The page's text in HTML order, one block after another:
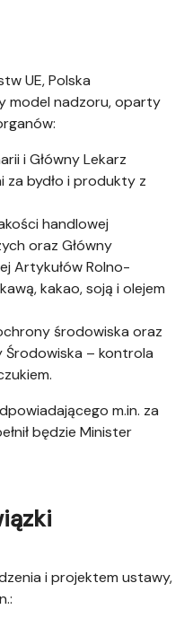
UE, Polska
model nadzoru, oparty
i Główny Lekarz
za bydło i produkty z
handlowej
oraz Główny
Artykułów Rolno-
kakao, soją i olejem
środowiska oraz
Środowiska – kontrola
m.in. za
będzie Minister
i projektem ustawy,